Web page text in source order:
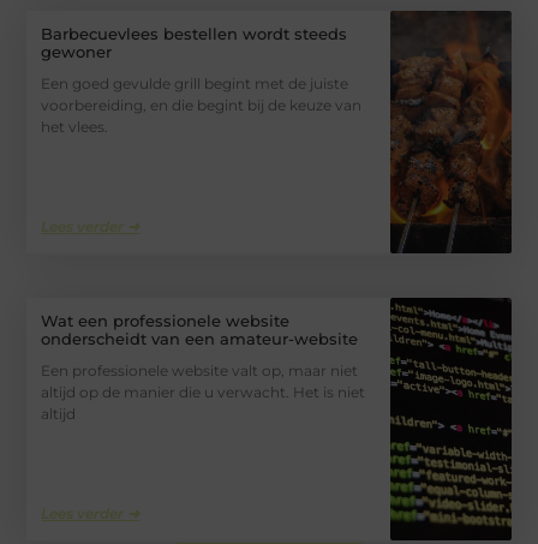
Barbecuevlees bestellen wordt steeds
gewoner
Een goed gevulde grill begint met de juiste
voorbereiding, en die begint bij de keuze van
het vlees.
Lees verder ➜
Wat een professionele website
onderscheidt van een amateur-website
Een professionele website valt op, maar niet
altijd op de manier die u verwacht. Het is niet
altijd
Lees verder ➜